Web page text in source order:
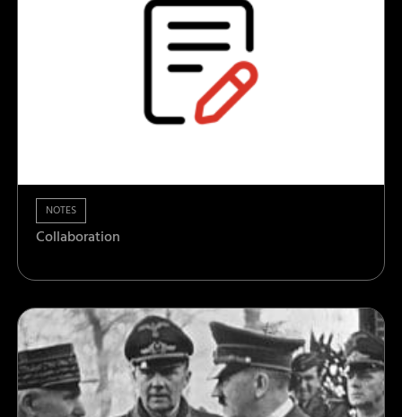
NOTES
Collaboration